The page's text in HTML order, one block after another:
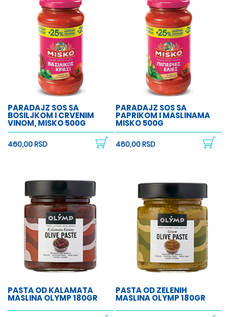
PARADAJZ SOS SA
BOSILJKOM I CRVENIM
VINOM, MISKO 500G
460,00 RSD
PARADAJZ SOS SA
PAPRIKOM I MASLINAMA
MISKO 500G
460,00 RSD
PASTA OD KALAMATA
MASLINA OLYMP 180GR
PASTA OD ZELENIH
MASLINA OLYMP 180GR